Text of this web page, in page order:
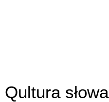
Qultura słowa